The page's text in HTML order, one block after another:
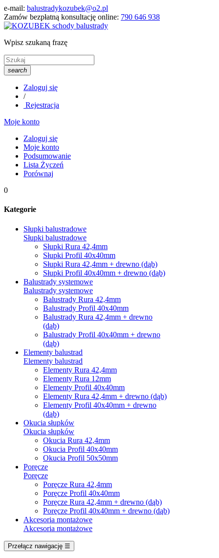
e-mail: balustradykozubek@o2.pl
Zamów bezpłatną konsultację online: 790 646 938
Wpisz szukaną frazę
search
Zaloguj się
/
Rejestracja
Moje konto
Zaloguj się
Moje konto
Podsumowanie
Lista Życzeń
Porównaj
0
Kategorie
Słupki balustradowe
Słupki balustradowe
Słupki Rura 42,4mm
Słupki Profil 40x40mm
Słupki Rura 42,4mm + drewno (dąb)
Słupki Profil 40x40mm + drewno (dąb)
Balustrady systemowe
Balustrady systemowe
Balustrady Rura 42,4mm
Balustrady Profil 40x40mm
Balustrady Rura 42,4mm + drewno
(dąb)
Balustrady Profil 40x40mm + drewno
(dąb)
Elementy balustrad
Elementy balustrad
Elementy Rura 42,4mm
Elementy Rura 12mm
Elementy Profil 40x40mm
Elementy Rura 42,4mm + drewno (dąb)
Elementy Profil 40x40mm + drewno
(dąb)
Okucia słupków
Okucia słupków
Okucia Rura 42,4mm
Okucia Profil 40x40mm
Okucia Profil 50x50mm
Poręcze
Poręcze
Poręcze Rura 42,4mm
Poręcze Profil 40x40mm
Poręcze Rura 42,4mm + drewno (dąb)
Poręcze Profil 40x40mm + drewno (dąb)
Akcesoria montażowe
Akcesoria montażowe
Przełącz nawigację ☰